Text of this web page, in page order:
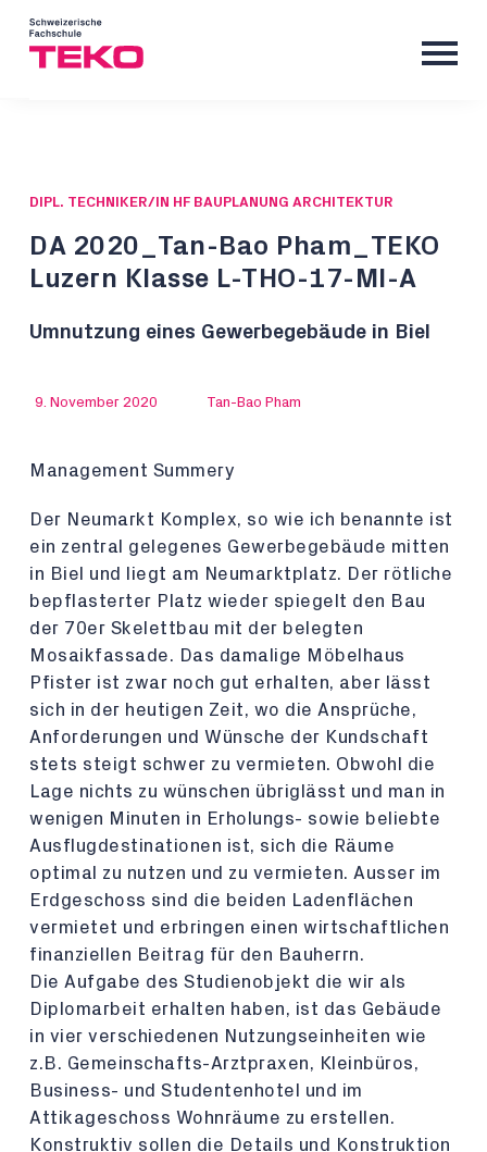
DIPL. TECHNIKER/IN HF BAUPLANUNG ARCHITEKTUR
DA 2020_Tan-Bao Pham_TEKO
Luzern Klasse L-THO-17-MI-A
Umnutzung eines Gewerbegebäude in Biel
9. November 2020 Tan-Bao Pham
Management Summery
Der Neumarkt Komplex, so wie ich benannte ist
ein zentral gelegenes Gewerbegebäude mitten
in Biel und liegt am Neumarktplatz. Der rötliche
bepflasterter Platz wieder spiegelt den Bau
der 70er Skelettbau mit der belegten
Mosaikfassade. Das damalige Möbelhaus
Pfister ist zwar noch gut erhalten, aber lässt
sich in der heutigen Zeit, wo die Ansprüche,
Anforderungen und Wünsche der Kundschaft
stets steigt schwer zu vermieten. Obwohl die
Lage nichts zu wünschen übriglässt und man in
wenigen Minuten in Erholungs- sowie beliebte
Ausflugdestinationen ist, sich die Räume
optimal zu nutzen und zu vermieten. Ausser im
Erdgeschoss sind die beiden Ladenflächen
vermietet und erbringen einen wirtschaftlichen
finanziellen Beitrag für den Bauherrn.
Die Aufgabe des Studienobjekt die wir als
Diplomarbeit erhalten haben, ist das Gebäude
in vier verschiedenen Nutzungseinheiten wie
z.B. Gemeinschafts-Arztpraxen, Kleinbüros,
Business- und Studentenhotel und im
Attikageschoss Wohnräume zu erstellen.
Konstruktiv sollen die Details und Konstruktion